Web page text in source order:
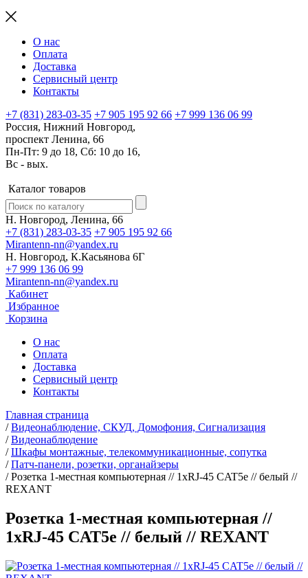
О нас
Оплата
Доставка
Сервисный центр
Контакты
+7 (831) 283-03-35 +7 905 195 92 66 +7 999 136 06 99
Россия, Нижний Новгород,
проспект Ленина, 66
Пн-Пт: 9 до 18, Сб: 10 до 16,
Вс - вых.
Каталог товаров
Н. Новгород, Ленина, 66
+7 (831) 283-03-35 +7 905 195 92 66
Mirantenn-nn@yandex.ru
Н. Новгород, К.Касьянова 6Г
+7 999 136 06 99
Mirantenn-nn@yandex.ru
Кабинет
Избранное
Корзина
О нас
Оплата
Доставка
Сервисный центр
Контакты
Главная страница
/ Видеонаблюдение, СКУД, Домофония, Сигнализация
/ Видеонаблюдение
/ Шкафы монтажные, телекоммуникационные, сопутка
/ Патч-панели, розетки, органайзеры
/ Розетка 1-местная компьютерная // 1хRJ-45 CAT5e // белый //
REXANT
Розетка 1-местная компьютерная //
1хRJ-45 CAT5e // белый // REXANT